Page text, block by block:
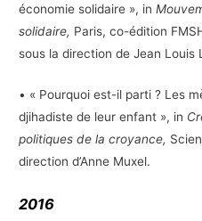
économie solidaire », in
solidaire, Paris, co-édition
sous la direction de Jean Louis
• « Pourquoi est-il parti ? Les
djihadiste de leur enfant », in
politiques de la croyance,
direction d’Anne Muxel.
2016